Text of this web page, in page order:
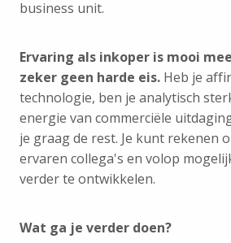
business unit.
Ervaring als inkoper is mooi
zeker geen harde eis. Heb je
technologie, ben je analytisch
energie van commerciële
je graag de rest. Je kunt rekenen
ervaren collega's en volop
verder te ontwikkelen.
Wat ga je verder doen?